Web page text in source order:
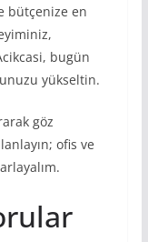
bütçenize en
bugün
yükseltin.
göz
ofis ve